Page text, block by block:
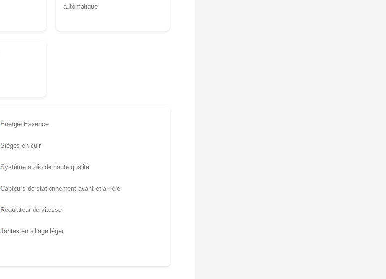
automatique
Énergie Essence
Sièges en cuir
Système audio de haute qualité
Capteurs de stationnement avant et arrière
Régulateur de vitesse
Jantes en alliage léger